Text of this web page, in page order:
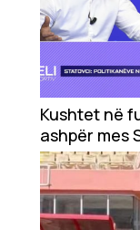
Kushtet në
ashpër mes